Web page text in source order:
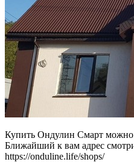
Купить Ондулин Смарт
Ближайший к вам адрес
https://onduline.life/shops/